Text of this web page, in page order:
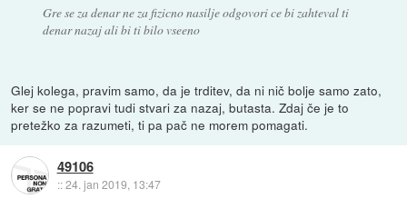
Gre se za denar ne za fizicno nasilje odgovori ce bi zahteval ti
denar nazaj ali bi ti bilo vseeno
Glej kolega, pravim samo, da je trditev, da ni nič bolje samo zato,
ker se ne popravi tudi stvari za nazaj, butasta. Zdaj če je to
pretežko za razumeti, ti pa pač ne morem pomagati.
49106
::24. jan 2019, 13:47